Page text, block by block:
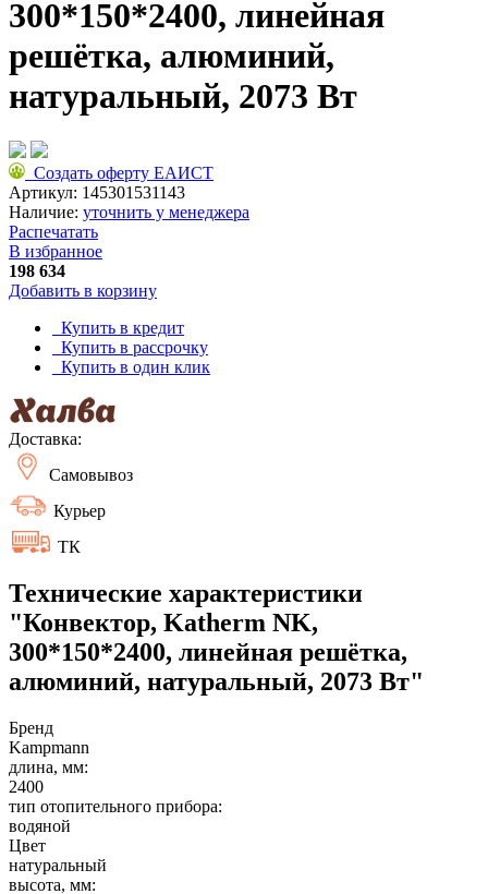
300*150*2400, линейная
решётка, алюминий,
натуральный, 2073 Вт
Создать оферту ЕАИСТ
Артикул: 145301531143
Наличие: уточнить у менеджера
Распечатать
В избранное
198 634
Добавить в корзину
Купить в кредит
Купить в рассрочку
Купить в один клик
Доставка:
Самовывоз
Курьер
ТК
Технические характеристики
"Конвектор, Katherm NK,
300*150*2400, линейная решётка,
алюминий, натуральный, 2073 Вт"
Бренд
Kampmann
длина, мм:
2400
тип отопительного прибора:
водяной
Цвет
натуральный
высота, мм: